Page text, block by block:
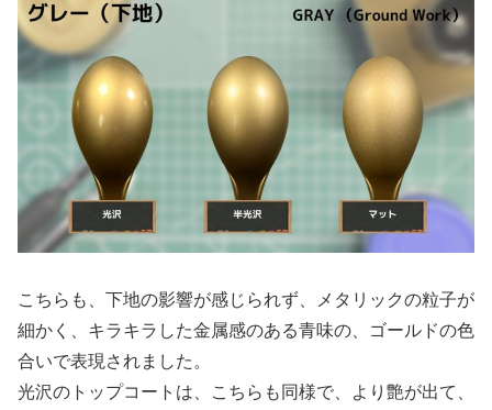
こちらも、下地の影響が感じられず、メタリックの粒子が
細かく、キラキラした金属感のある青味の、ゴールドの色
合いで表現されました。
光沢のトップコートは、こちらも同様で、より艶が出て、